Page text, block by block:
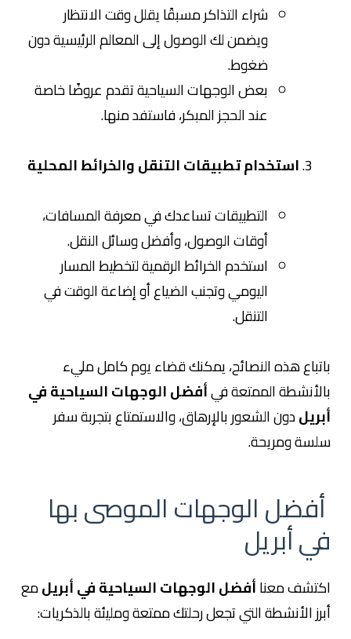
شراء التذاكر مسبقًا يقلل وقت الانتظار
ويضمن لك الوصول إلى المعالم الرئيسية دون
ضغوط.
بعض الوجهات السياحية تقدم عروضًا خاصة
عند الحجز المبكر، فاستفد منها.
استخدام تطبيقات التنقل والخرائط المحلية
التطبيقات تساعدك في معرفة المسافات،
أوقات الوصول، وأفضل وسائل النقل.
استخدم الخرائط الرقمية لتخطيط المسار
اليومي وتجنب الضياع أو إضاعة الوقت في
التنقل.
باتباع هذه النصائح، يمكنك قضاء يوم كامل مليء
بالأنشطة الممتعة فيأفضل الوجهات السياحية في
أبريلدون الشعور بالإرهاق، والاستمتاع بتجربة سفر
سلسة ومريحة.
أفضل الوجهات الموصى بها
في أبريل
اكتشف معناأفضل الوجهات السياحية في أبريلمع
أبرز الأنشطة التي تجعل رحلتك ممتعة ومليئة بالذكريات: